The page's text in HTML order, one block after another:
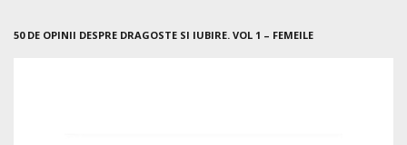
50 DE OPINII DESPRE DRAGOSTE SI IUBIRE. VOL 1 – FEMEILE